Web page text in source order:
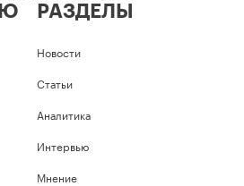
РАЗДЕЛЫ
Новости
Статьи
Аналитика
Интервью
Мнение